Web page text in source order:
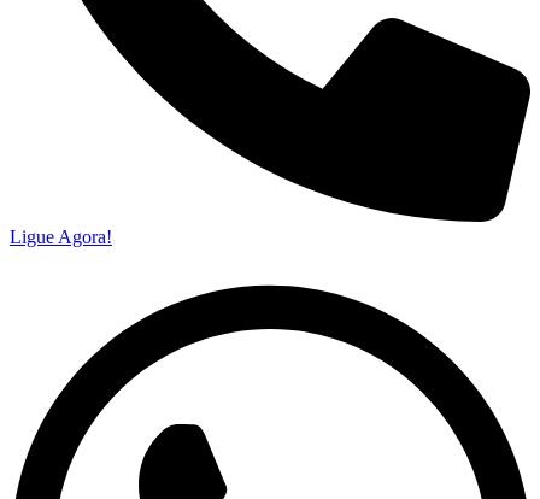
Ligue Agora!